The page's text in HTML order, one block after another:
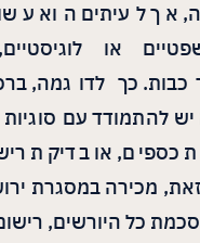
אך לעיתים הוא
או
כך לדוגמה,
יש להתמודד עם סוגיות
כספים, או בדיקת
מכירה במסגרת
כל היורשים,